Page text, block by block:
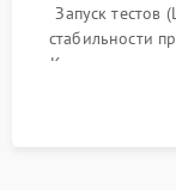
Запуск тестов
стабильности
Контроль